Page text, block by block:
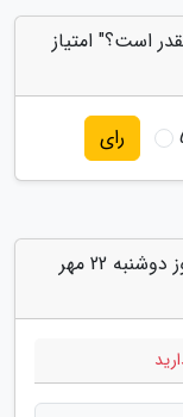
امروز دوشنبه 22 مهر چقدر است؟" امتیاز
رای
دیدگاه های مرتبط با "قیمت لیر ترکیه امروز دوشنبه 22 مهر